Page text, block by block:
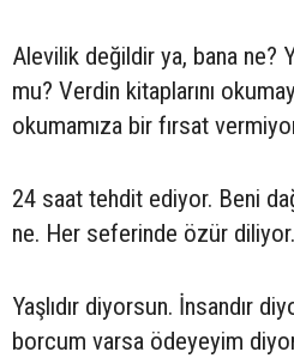
Alevilik değildir ya, bana ne?
mu? Verdin kitaplarını
okumamıza bir fırsat
24 saat tehdit ediyor. Beni
ne. Her seferinde özür diliyor.
Yaşlıdır diyorsun. İnsandır
borcum varsa ödeyeyim